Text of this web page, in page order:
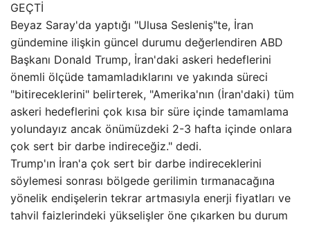
GEÇTİ
Beyaz Saray'da yaptığı "Ulusa Sesleniş"te, İran
gündemine ilişkin güncel durumu değerlendiren ABD
Başkanı Donald Trump, İran'daki askeri hedeflerini
önemli ölçüde tamamladıklarını ve yakında süreci
"bitireceklerini" belirterek, "Amerika'nın (İran'daki) tüm
askeri hedeflerini çok kısa bir süre içinde tamamlama
yolundayız ancak önümüzdeki 2-3 hafta içinde onlara
çok sert bir darbe indireceğiz." dedi.
Trump'ın İran'a çok sert bir darbe indireceklerini
söylemesi sonrası bölgede gerilimin tırmanacağına
yönelik endişelerin tekrar artmasıyla enerji fiyatları ve
tahvil faizlerindeki yükselişler öne çıkarken bu durum